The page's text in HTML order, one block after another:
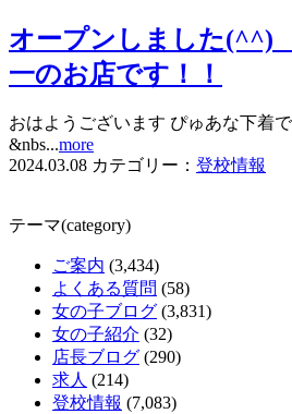
オープンしました(^^)
一のお店です！！
おはようございます ぴゅあな下着
&nbs...more
2024.03.08 カテゴリー： 登校情報
テーマ(category)
ご案内 (3,434)
よくある質問 (58)
女の子ブログ (3,831)
女の子紹介 (32)
店長ブログ (290)
求人 (214)
登校情報 (7,083)